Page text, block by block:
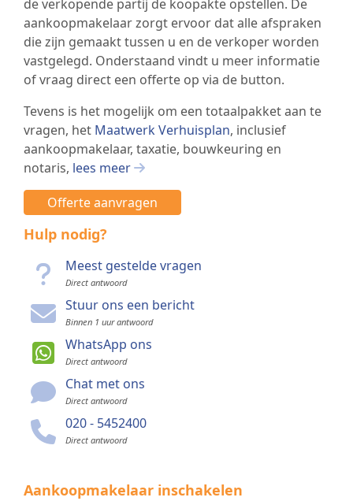
de verkopende partij de koopakte opstellen. De
aankoopmakelaar zorgt ervoor dat alle afspraken
die zijn gemaakt tussen u en de verkoper worden
vastgelegd. Onderstaand vindt u meer informatie
of vraag direct een offerte op via de button.
Tevens is het mogelijk om een totaalpakket aan te
vragen, het Maatwerk Verhuisplan, inclusief
aankoopmakelaar, taxatie, bouwkeuring en
notaris, lees meer
Offerte aanvragen
Hulp nodig?
Meest gestelde vragen
Direct antwoord
Stuur ons een bericht
Binnen 1 uur antwoord
WhatsApp ons
Direct antwoord
Chat met ons
Direct antwoord
020 - 5452400
Direct antwoord
Aankoopmakelaar inschakelen